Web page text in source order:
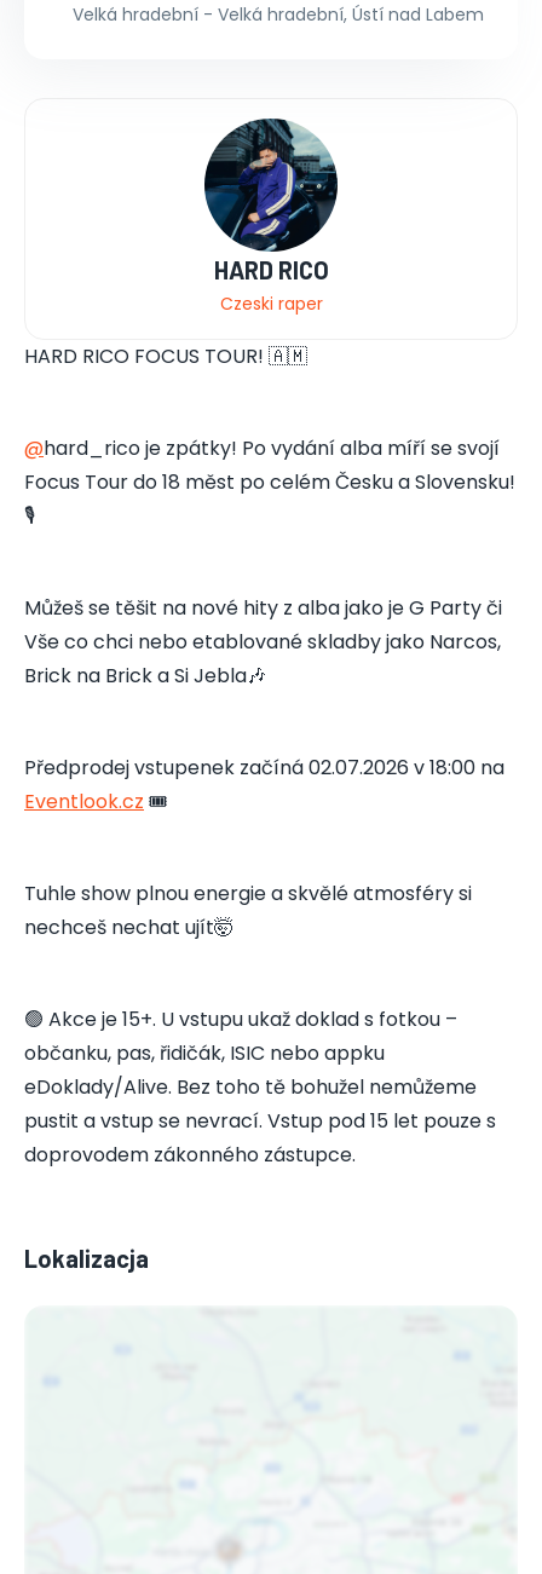
Velká hradební - Velká hradební, Ústí nad Labem
HARD RICO
Czeski raper
HARD RICO FOCUS TOUR! 🇦🇲
@hard_rico je zpátky! Po vydání alba míří se svojí
Focus Tour do 18 měst po celém Česku a Slovensku!
🎙️
Můžeš se těšit na nové hity z alba jako je G Party či
Vše co chci nebo etablované skladby jako Narcos,
Brick na Brick a Si Jebla🎶
Předprodej vstupenek začíná 02.07.2026 v 18:00 na
Eventlook.cz 🎟️
Tuhle show plnou energie a skvělé atmosféry si
nechceš nechat ujít🤯
🟢 Akce je 15+. U vstupu ukaž doklad s fotkou –
občanku, pas, řidičák, ISIC nebo appku
eDoklady/Alive. Bez toho tě bohužel nemůžeme
pustit a vstup se nevrací. Vstup pod 15 let pouze s
doprovodem zákonného zástupce.
Lokalizacja